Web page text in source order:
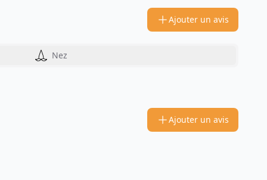
Ajouter un avis
Nez
Ajouter un avis